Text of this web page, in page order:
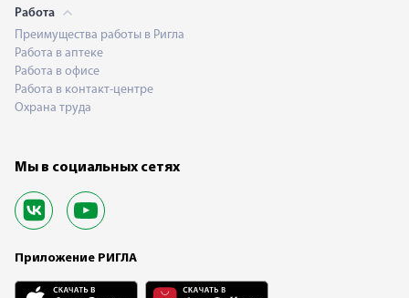
Работа
Преимущества работы в Ригла
Работа в аптеке
Работа в офисе
Работа в контакт-центре
Охрана труда
Мы в социальных сетях
Приложение РИГЛА